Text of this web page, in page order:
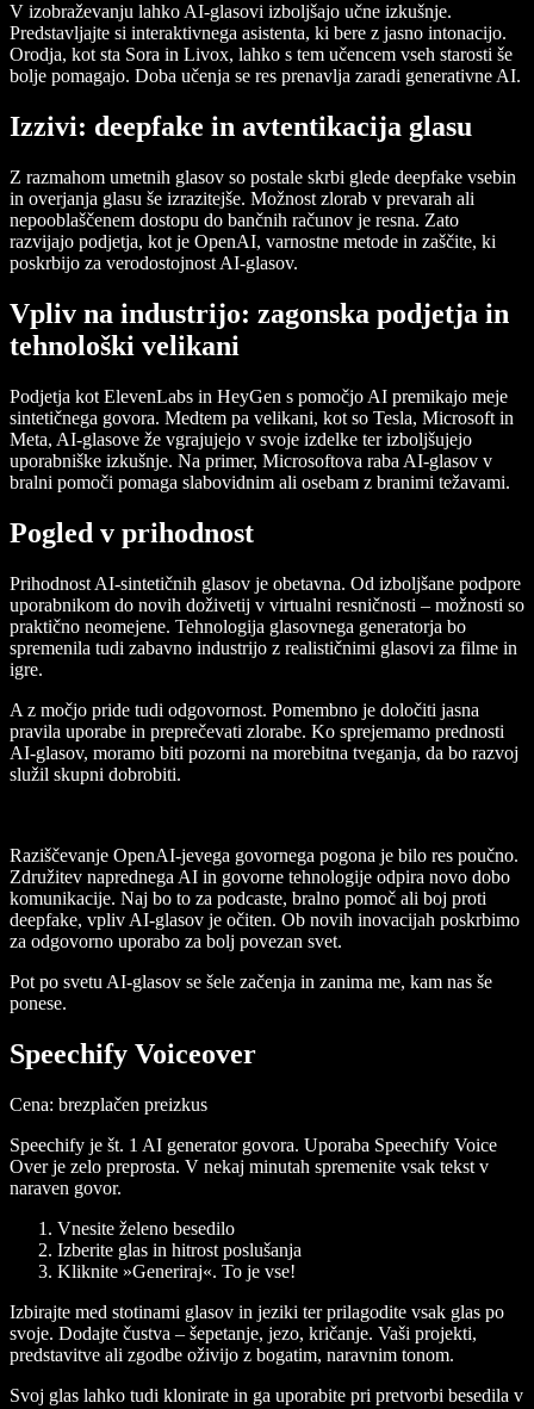
V izobraževanju lahko AI-glasovi izboljšajo učne izkušnje.
Predstavljajte si interaktivnega asistenta, ki bere z jasno intonacijo.
Orodja, kot sta Sora in Livox, lahko s tem učencem vseh starosti še
bolje pomagajo. Doba učenja se res prenavlja zaradi generativne AI.
Izzivi: deepfake in avtentikacija glasu
Z razmahom umetnih glasov so postale skrbi glede deepfake vsebin
in overjanja glasu še izrazitejše. Možnost zlorab v prevarah ali
nepooblaščenem dostopu do bančnih računov je resna. Zato
razvijajo podjetja, kot je OpenAI, varnostne metode in zaščite, ki
poskrbijo za verodostojnost AI-glasov.
Vpliv na industrijo: zagonska podjetja in
tehnološki velikani
Podjetja kot ElevenLabs in HeyGen s pomočjo AI premikajo meje
sintetičnega govora. Medtem pa velikani, kot so Tesla, Microsoft in
Meta, AI-glasove že vgrajujejo v svoje izdelke ter izboljšujejo
uporabniške izkušnje. Na primer, Microsoftova raba AI-glasov v
bralni pomoči pomaga slabovidnim ali osebam z branimi težavami.
Pogled v prihodnost
Prihodnost AI-sintetičnih glasov je obetavna. Od izboljšane podpore
uporabnikom do novih doživetij v virtualni resničnosti – možnosti so
praktično neomejene. Tehnologija glasovnega generatorja bo
spremenila tudi zabavno industrijo z realističnimi glasovi za filme in
igre.
A z močjo pride tudi odgovornost. Pomembno je določiti jasna
pravila uporabe in preprečevati zlorabe. Ko sprejemamo prednosti
AI-glasov, moramo biti pozorni na morebitna tveganja, da bo razvoj
služil skupni dobrobiti.
Raziščevanje OpenAI-jevega govornega pogona je bilo res poučno.
Združitev naprednega AI in govorne tehnologije odpira novo dobo
komunikacije. Naj bo to za podcaste, bralno pomoč ali boj proti
deepfake, vpliv AI-glasov je očiten. Ob novih inovacijah poskrbimo
za odgovorno uporabo za bolj povezan svet.
Pot po svetu AI-glasov se šele začenja in zanima me, kam nas še
ponese.
Speechify Voiceover
Cena: brezplačen preizkus
Speechify je št. 1 AI generator govora. Uporaba Speechify Voice
Over je zelo preprosta. V nekaj minutah spremenite vsak tekst v
naraven govor.
Vnesite želeno besedilo
Izberite glas in hitrost poslušanja
Kliknite »Generiraj«. To je vse!
Izbirajte med stotinami glasov in jeziki ter prilagodite vsak glas po
svoje. Dodajte čustva – šepetanje, jezo, kričanje. Vaši projekti,
predstavitve ali zgodbe oživijo z bogatim, naravnim tonom.
Svoj glas lahko tudi klonirate in ga uporabite pri pretvorbi besedila v